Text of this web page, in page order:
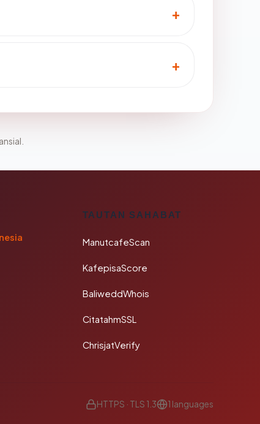
TAUTAN SAHABAT
ManutcafeScan
KafepisaScore
BaliweddWhois
CitatahmSSL
ChrisjatVerify
HTTPS · TLS 1.3 1 languages